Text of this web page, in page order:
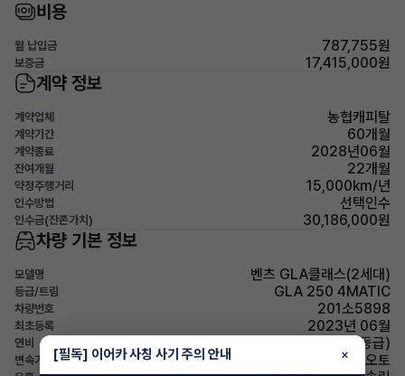
비용
월 납입금 787,755원
보증금 17,415,000원
계약 정보
계약업체 농협캐피탈
계약기간 60개월
계약종료 2028년06월
잔여개월 22개월
약정주행거리 15,000km/년
인수방법 선택인수
인수금(잔존가치) 30,186,000원
차량 기본 정보
모델명 벤츠 GLA클래스(2세대)
등급/트림 GLA 250 4MATIC
차량번호 201소5898
최초등록 2023년 06월
연비 10.5km/L (4등급)
변속기 오토
[필독] 이어카 사칭 사기 주의 안내 ×